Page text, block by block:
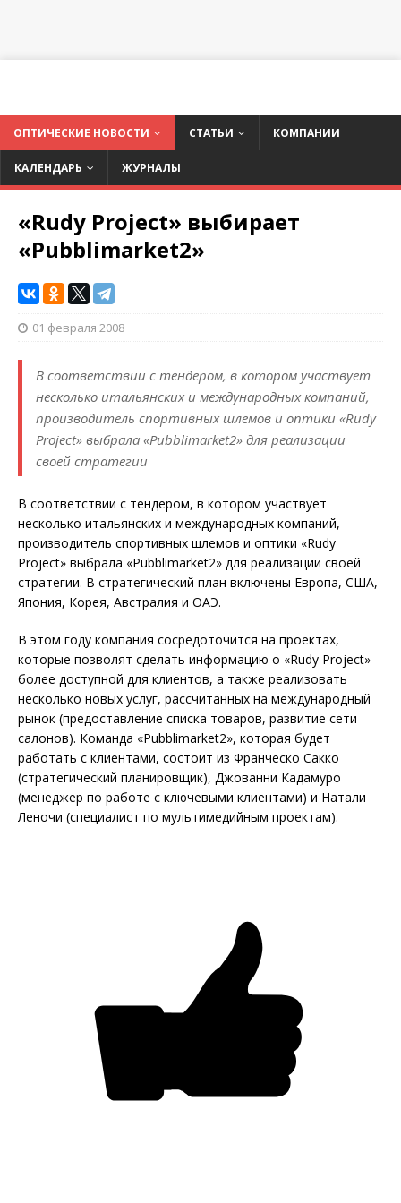
ОПТИЧЕСКИЕ НОВОСТИ СТАТЬИ КОМПАНИИ
КАЛЕНДАРЬ ЖУРНАЛЫ
«Rudy Project» выбирает
«Pubblimarket2»
01 февраля 2008
В соответствии с тендером, в котором участвует
несколько итальянских и международных компаний,
производитель спортивных шлемов и оптики «Rudy
Project» выбрала «Pubblimarket2» для реализации
своей стратегии
В соответствии с тендером, в котором участвует
несколько итальянских и международных компаний,
производитель спортивных шлемов и оптики «Rudy
Project» выбрала «Pubblimarket2» для реализации своей
стратегии. В стратегический план включены Европа, США,
Япония, Корея, Австралия и ОАЭ.
В этом году компания сосредоточится на проектах,
которые позволят сделать информацию о «Rudy Project»
более доступной для клиентов, а также реализовать
несколько новых услуг, рассчитанных на международный
рынок (предоставление списка товаров, развитие сети
салонов). Команда «Pubblimarket2», которая будет
работать с клиентами, состоит из Франческо Сакко
(стратегический планировщик), Джованни Кадамуро
(менеджер по работе с ключевыми клиентами) и Натали
Леночи (специалист по мультимедийным проектам).